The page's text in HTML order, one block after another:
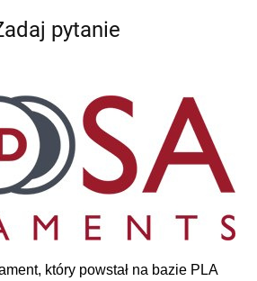
pytanie
który powstał na bazie PLA